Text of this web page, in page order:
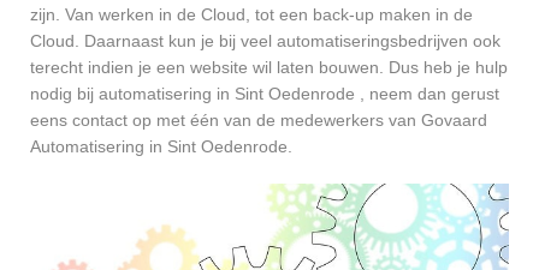
zijn. Van werken in de Cloud, tot een back-up maken in de
Cloud. Daarnaast kun je bij veel automatiseringsbedrijven ook
terecht indien je een website wil laten bouwen. Dus heb je hulp
nodig bij automatisering in Sint Oedenrode , neem dan gerust
eens contact op met één van de medewerkers van Govaard
Automatisering in Sint Oedenrode.